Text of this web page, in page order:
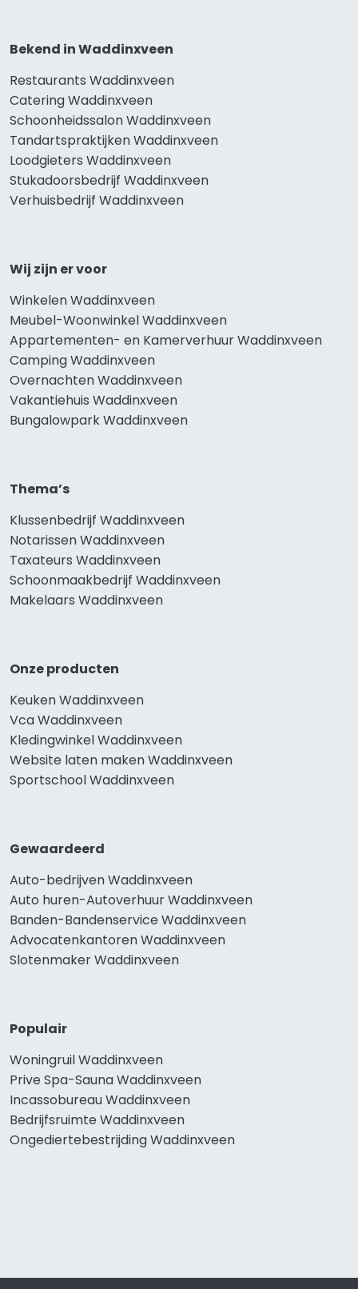
Bekend in Waddinxveen
Restaurants Waddinxveen
Catering Waddinxveen
Schoonheidssalon Waddinxveen
Tandartspraktijken Waddinxveen
Loodgieters Waddinxveen
Stukadoorsbedrijf Waddinxveen
Verhuisbedrijf Waddinxveen
Wij zijn er voor
Winkelen Waddinxveen
Meubel-Woonwinkel Waddinxveen
Appartementen- en Kamerverhuur Waddinxveen
Camping Waddinxveen
Overnachten Waddinxveen
Vakantiehuis Waddinxveen
Bungalowpark Waddinxveen
Thema’s
Klussenbedrijf Waddinxveen
Notarissen Waddinxveen
Taxateurs Waddinxveen
Schoonmaakbedrijf Waddinxveen
Makelaars Waddinxveen
Onze producten
Keuken Waddinxveen
Vca Waddinxveen
Kledingwinkel Waddinxveen
Website laten maken Waddinxveen
Sportschool Waddinxveen
Gewaardeerd
Auto-bedrijven Waddinxveen
Auto huren-Autoverhuur Waddinxveen
Banden-Bandenservice Waddinxveen
Advocatenkantoren Waddinxveen
Slotenmaker Waddinxveen
Populair
Woningruil Waddinxveen
Prive Spa-Sauna Waddinxveen
Incassobureau Waddinxveen
Bedrijfsruimte Waddinxveen
Ongediertebestrijding Waddinxveen